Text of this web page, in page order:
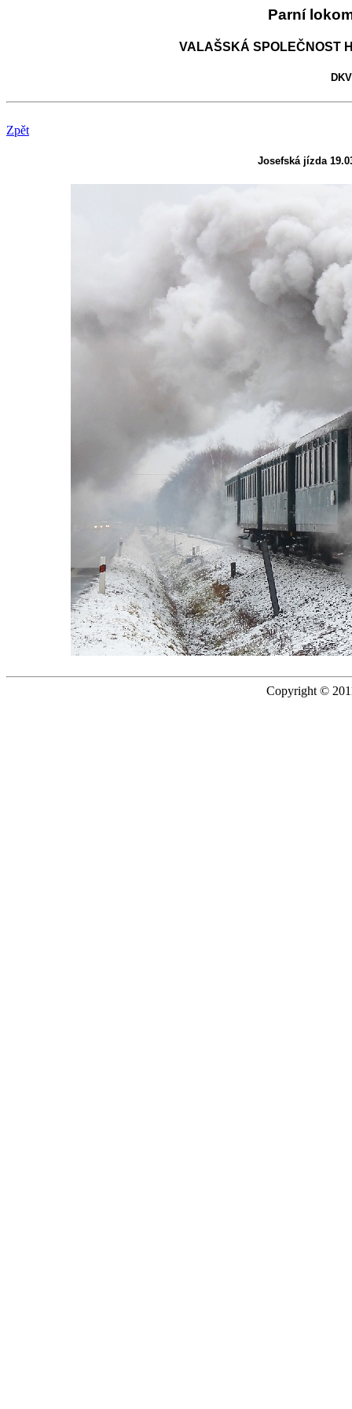
Parní
VALAŠSKÁ SPOLEČNOST
Zpět
Josefská jízda
Copyright ©